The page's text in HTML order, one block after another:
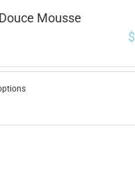
Mousse
$